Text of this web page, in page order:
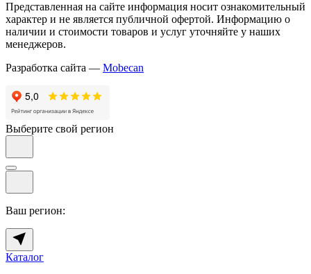
Представленная на сайте информация носит ознакомительный
характер и не является публичной офертой. Информацию о
наличии и стоимости товаров и услуг уточняйте у наших
менеджеров.
Разработка сайта — Mobecan
Выберите свой регион
Ваш регион:
Каталог